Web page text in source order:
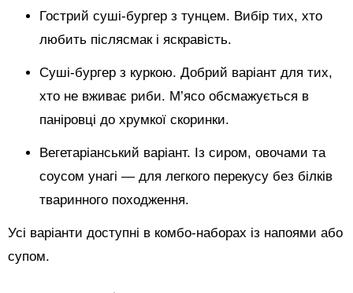
Гострий суші-бургер з тунцем. Вибір тих, хто
любить післясмак і яскравість.
Суші-бургер з куркою. Добрий варіант для тих,
хто не вживає риби. М’ясо обсмажується в
паніровці до хрумкої скоринки.
Вегетаріанський варіант. Із сиром, овочами та
соусом унагі — для легкого перекусу без білків
тваринного походження.
Усі варіанти доступні в комбо-наборах із напоями або
супом.